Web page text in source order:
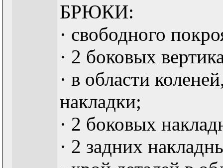
БРЮКИ:
· свободного
· 2 боковых
· в области
накладки;
· 2 боковых
· 2 задних